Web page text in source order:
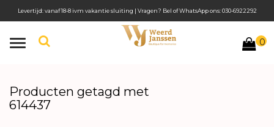
Toggle
0
Levertijd: vanaf 18-8 ivm vakantie sluiting | Vragen? Bel of WhatsApp ons: 030-6922292
Producten getagd met
614437